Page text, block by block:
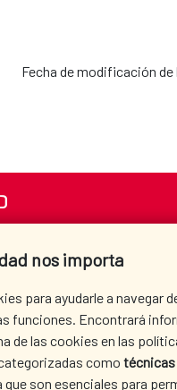
Fecha de modificación
nos importa
para ayudarle a navegar
funciones. Encontrará
de las cookies en las
como técnicas
que son esenciales para
30 54​​​​​​​
WHERE